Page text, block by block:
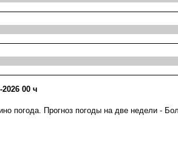
2026 00 ч
погода. Прогноз погоды на две недели -